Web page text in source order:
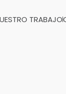
TRABAJO